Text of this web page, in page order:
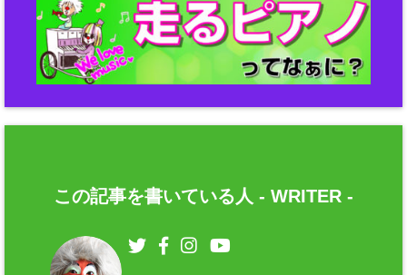
この記事を書いている人 - WRITER -